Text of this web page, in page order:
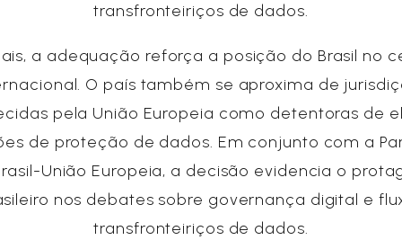
transfronteiriços de dados.
a adequação reforça a posição do Brasil no
O país também se aproxima de
pela União Europeia como detentoras de
de proteção de dados. Em conjunto com a
União Europeia, a decisão evidencia o
nos debates sobre governança digital e
transfronteiriços de dados.